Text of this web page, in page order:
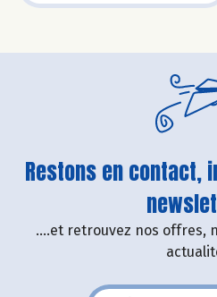
Restons en contact,
....et retrouvez nos offres,